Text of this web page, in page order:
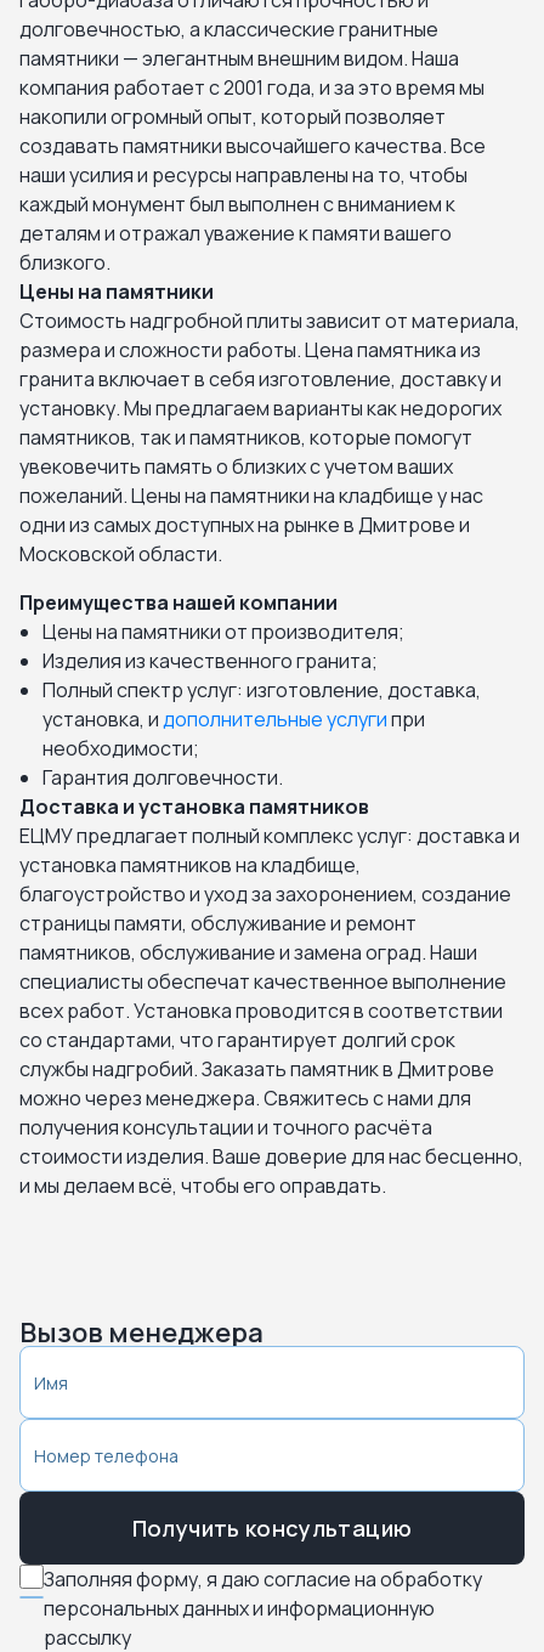
долговечностью, а классические гранитные
памятники — элегантным внешним видом. Наша
компания работает с 2001 года, и за это время мы
накопили огромный опыт, который позволяет
создавать памятники высочайшего качества. Все
наши усилия и ресурсы направлены на то, чтобы
каждый монумент был выполнен с вниманием к
деталям и отражал уважение к памяти вашего
близкого.
Цены на памятники
Стоимость надгробной плиты зависит от материала,
размера и сложности работы. Цена памятника из
гранита включает в себя изготовление, доставку и
установку. Мы предлагаем варианты как недорогих
памятников, так и памятников, которые помогут
увековечить память о близких с учетом ваших
пожеланий. Цены на памятники на кладбище у нас
одни из самых доступных на рынке в Дмитрове и
Московской области.
Преимущества нашей компании
Цены на памятники от производителя;
Изделия из качественного гранита;
Полный спектр услуг: изготовление, доставка,
установка, идополнительные услугипри
необходимости;
Гарантия долговечности.
Доставка и установка памятников
ЕЦМУ предлагает полный комплекс услуг: доставка и
установка памятников на кладбище,
благоустройство и уход за захоронением, создание
страницы памяти, обслуживание и ремонт
памятников, обслуживание и замена оград. Наши
специалисты обеспечат качественное выполнение
всех работ. Установка проводится в соответствии
со стандартами, что гарантирует долгий срок
службы надгробий. Заказать памятник в Дмитрове
можно через менеджера. Свяжитесь с нами для
получения консультации и точного расчёта
стоимости изделия. Ваше доверие для нас бесценно,
и мы делаем всё, чтобы его оправдать.
Вызов менеджера
Заполняя форму, я даю согласие на обработку
персональных данных и информационную
рассылку
Получить консультацию